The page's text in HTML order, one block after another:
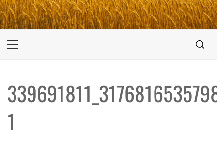
UKRAINE-IS
ПОДОРОЖI ПО УКРАЇНІ
Primary
1